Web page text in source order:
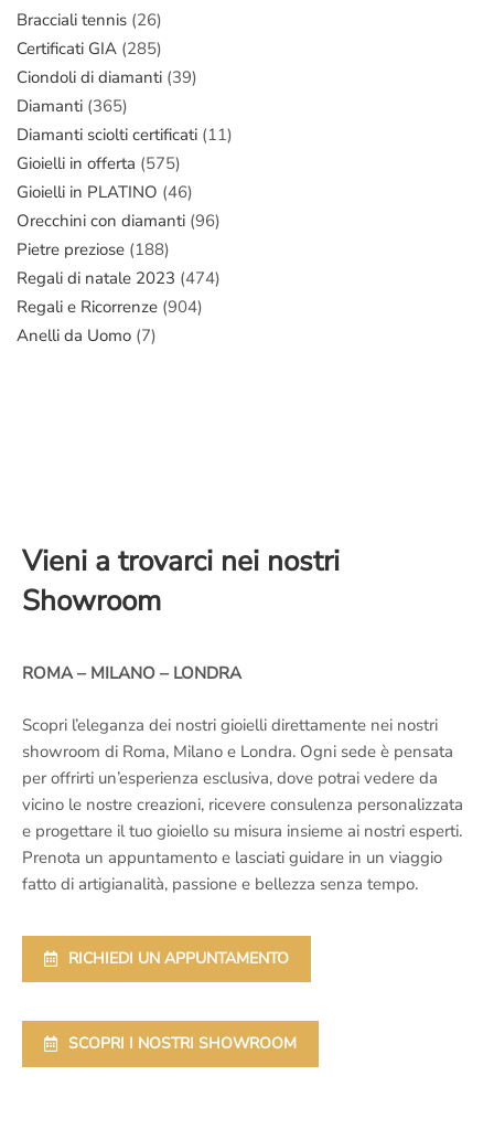
Bracciali tennis (26)
Certificati GIA (285)
Ciondoli di diamanti (39)
Diamanti (365)
Diamanti sciolti certificati (11)
Gioielli in offerta (575)
Gioielli in PLATINO (46)
Orecchini con diamanti (96)
Pietre preziose (188)
Regali di natale 2023 (474)
Regali e Ricorrenze (904)
Anelli da Uomo (7)
Vieni a trovarci nei nostri
Showroom
ROMA – MILANO – LONDRA
Scopri l’eleganza dei nostri gioielli direttamente nei nostri
showroom di Roma, Milano e Londra. Ogni sede è pensata
per offrirti un’esperienza esclusiva, dove potrai vedere da
vicino le nostre creazioni, ricevere consulenza personalizzata
e progettare il tuo gioiello su misura insieme ai nostri esperti.
Prenota un appuntamento e lasciati guidare in un viaggio
fatto di artigianalità, passione e bellezza senza tempo.
RICHIEDI UN APPUNTAMENTO
SCOPRI I NOSTRI SHOWROOM